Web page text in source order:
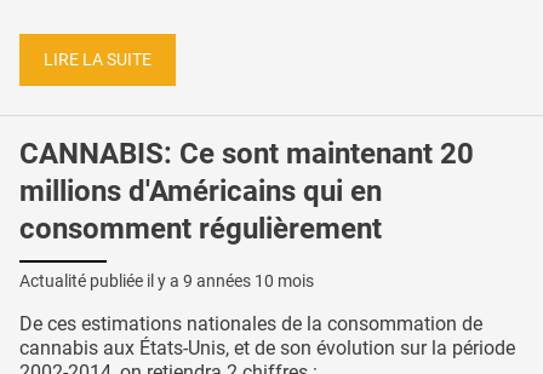
LIRE LA SUITE
CANNABIS: Ce sont maintenant 20
millions d'Américains qui en
consomment régulièrement
Actualité publiée il y a 9 années 10 mois
De ces estimations nationales de la consommation de
cannabis aux États-Unis, et de son évolution sur la période